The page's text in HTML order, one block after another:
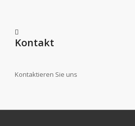
Kontakt
Kontaktieren Sie uns